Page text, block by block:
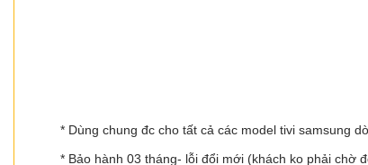
* Dùng chung đc cho tất cả các model tivi samsung
* Bảo hành 03 tháng- lỗi đổi mới (khách ko phải chờ